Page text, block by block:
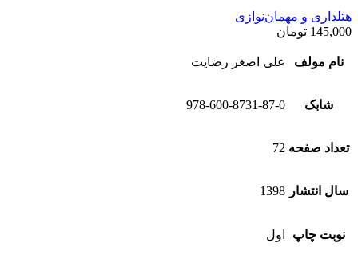
هتلداری و مهمان‌نوازی
145,000 تومان
نام مولف علی اصغر رضایت
شابک 978-600-8731-87-0
تعداد صفحه 72
سال انتشار 1398
نوبت چاپ اول